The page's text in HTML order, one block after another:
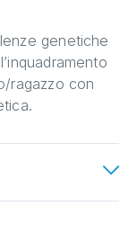
genetiche
ragazzo con